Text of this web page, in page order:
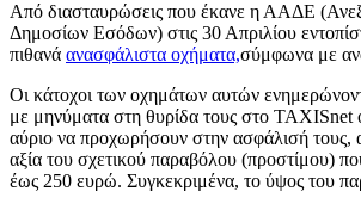
Από διασταυρώσεις που έκανε η ΑΑΔΕ
Δημοσίων Εσόδων) στις 30 Απριλίου
πιθανά ανασφάλιστα οχήματα,σύμφωνα με
Οι κάτοχοι των οχημάτων αυτών
με μηνύματα στη θυρίδα τους στο TAXISnet
αύριο να προχωρήσουν στην ασφάλισή τους,
αξία του σχετικού παραβόλου (προστίμου)
έως 250 ευρώ. Συγκεκριμένα, το ύψος του